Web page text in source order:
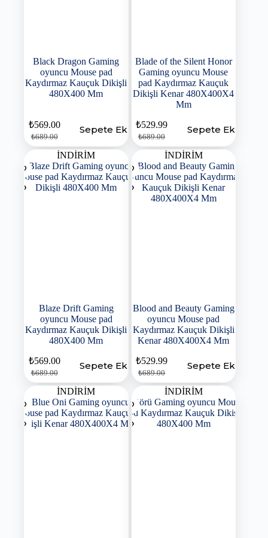
Black Dragon Gaming
oyuncu Mouse pad
Kaydırmaz Kauçuk Dikişli
480X400 Mm
₺689.00
₺569.00 Sepete Ekle
Blade of the Silent Honor
Gaming oyuncu Mouse
pad Kaydırmaz Kauçuk
Dikişli Kenar 480X400X4
Mm
₺689.00
₺529.99 Sepete Ekle
İNDİRİM
Blaze Drift Gaming
oyuncu Mouse pad
Kaydırmaz Kauçuk Dikişli
480X400 Mm
₺689.00
₺569.00 Sepete Ekle
İNDİRİM
Blood and Beauty Gaming
oyuncu Mouse pad
Kaydırmaz Kauçuk Dikişli
Kenar 480X400X4 Mm
₺689.00
₺529.99 Sepete Ekle
İNDİRİM İNDİRİM